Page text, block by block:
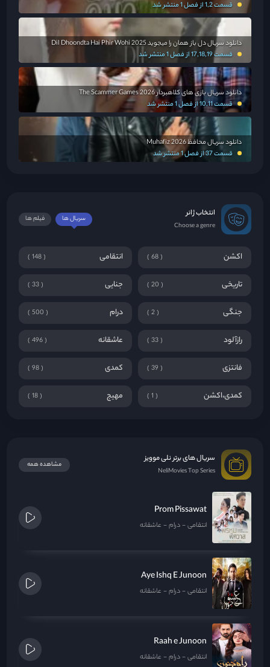
قسمت 1,2 از فصل 1 منتشر شد
دانلود سریال دل باز همان را میجوید Dil Dhoondta Hai Phir Wohi 2025
قسمت 17,18,19 از فصل 1 منتشر شد
دانلود سریال بازی های کلاهبردار The Scammer Games 2026
قسمت 10,11 از فصل 1 منتشر شد
دانلود سریال محافظ Muhafiz 2026
قسمت 37 از فصل 1 منتشر شد
انتخاب ژانر
Choose a genre
فیلم ها سریال ها
اکشن 68 انتقامی 148
تاریخی 20 جنایی 33
جنگی 2 درام 500
رازآلود 33 عاشقانه 496
فانتزی 39 کمدی 98
کمدی،اکشن 1 مهیج 18
سریال های برتر نلی موویز
NeliMovies Top Series
مشاهده همه
Prom Pissawat
انتقامی درام عاشقانه
Aye Ishq E Junoon
انتقامی درام عاشقانه
Raah e Junoon
انتقامی درام عاشقانه